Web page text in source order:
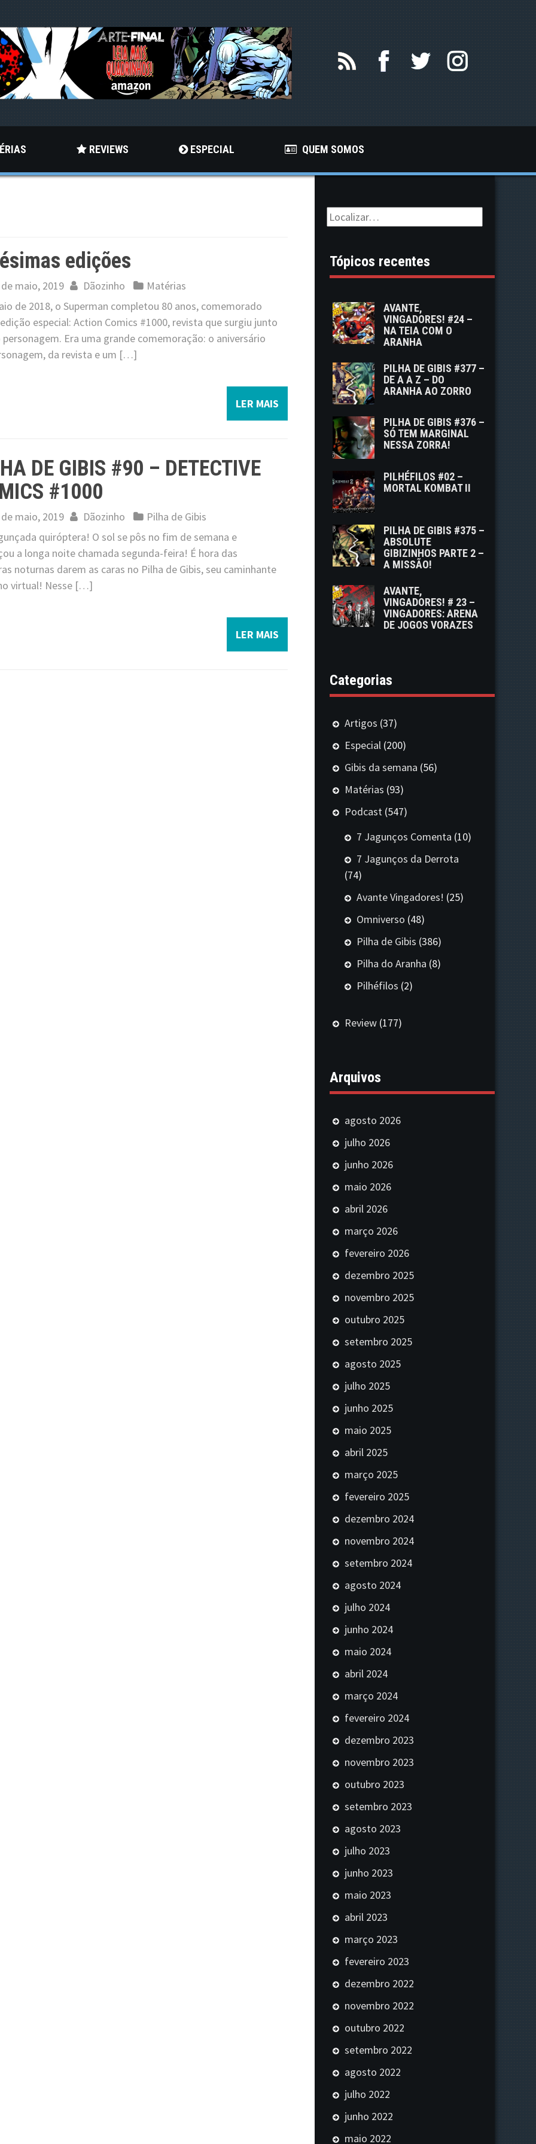
REVIEWS ESPECIAL QUEM SOMOS
edições
maio, 2019 Dãozinho
Matérias
de 2018, o Superman completou 80 anos, comemorado
especial: Action Comics #1000, revista que surgiu junto
personagem. Era uma grande comemoração: o aniversário
da revista e um […]
LER MAIS
DE GIBIS #90 – DETECTIVE
#1000
maio, 2019 Dãozinho
Pilha de Gibis
quiróptera! O sol se pôs no fim de semana e
a longa noite chamada segunda-feira! É hora das
noturnas darem as caras no Pilha de Gibis, seu caminhante
virtual! Nesse […]
LER MAIS
Tópicos recentes
AVANTE,
VINGADORES! #24 –
NA TEIA COM O
ARANHA
PILHA DE GIBIS #377 –
DE A A Z – DO
ARANHA AO ZORRO
PILHA DE GIBIS #376 –
SÓ TEM MARGINAL
NESSA ZORRA!
PILHÉFILOS #02 –
MORTAL KOMBAT II
PILHA DE GIBIS #375 –
ABSOLUTE
GIBIZINHOS PARTE 2 –
A MISSÃO!
AVANTE,
VINGADORES! # 23 –
VINGADORES: ARENA
DE JOGOS VORAZES
Categorias
Artigos (37)
Especial (200)
Gibis da semana (56)
Matérias (93)
Podcast (547)
7 Jagunços Comenta (10)
7 Jagunços da Derrota
(74)
Avante Vingadores! (25)
Omniverso (48)
Pilha de Gibis (386)
Pilha do Aranha (8)
Pilhéfilos (2)
Review (177)
Arquivos
agosto 2026
julho 2026
junho 2026
maio 2026
abril 2026
março 2026
fevereiro 2026
dezembro 2025
novembro 2025
outubro 2025
setembro 2025
agosto 2025
julho 2025
junho 2025
maio 2025
abril 2025
março 2025
fevereiro 2025
dezembro 2024
novembro 2024
setembro 2024
agosto 2024
julho 2024
junho 2024
maio 2024
abril 2024
março 2024
fevereiro 2024
dezembro 2023
novembro 2023
outubro 2023
setembro 2023
agosto 2023
julho 2023
junho 2023
maio 2023
abril 2023
março 2023
fevereiro 2023
dezembro 2022
novembro 2022
outubro 2022
setembro 2022
agosto 2022
julho 2022
junho 2022
maio 2022